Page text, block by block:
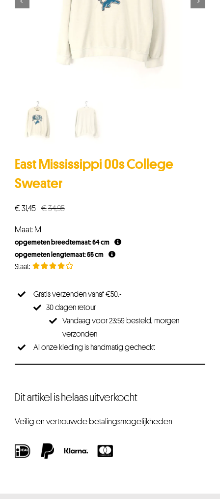
East Mississippi 00s College
Sweater
€34,95Oorspronkelijke
€34,95.
€31,45
Huidige
€31,45.
Maat: M
opgemeten breedtemaat: 64 cm
opgemeten lengtemaat: 65 cm
Gratis verzenden vanaf €50,-
30 dagen retour
Vandaag voor 23:59 besteld, morgen
verzonden
Al onze kleding is handmatig gecheckt
Dit artikel is helaas uitverkocht
Veilig en vertrouwde betalingsmogelijkheden